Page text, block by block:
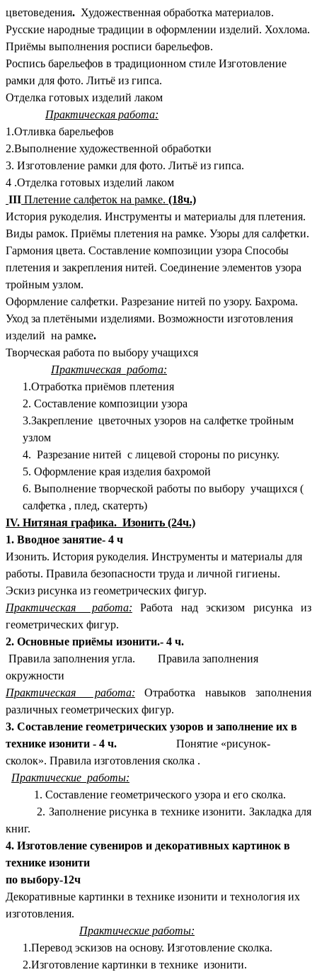
цветоведения. Художественная обработка материалов.
Русские народные традиции в оформлении изделий. Хохлома.
Приёмы выполнения росписи барельефов.
Роспись барельефов в традиционном стиле Изготовление
рамки для фото. Литьё из гипса.
Отделка готовых изделий лаком
Практическая работа:
1.Отливка барельефов
2.Выполнение художественной обработки
3. Изготовление рамки для фото. Литьё из гипса.
4 .Отделка готовых изделий лаком
III Плетение салфеток на рамке. (18ч.)
История рукоделия. Инструменты и материалы для плетения.
Виды рамок. Приёмы плетения на рамке. Узоры для салфетки.
Гармония цвета. Составление композиции узора Способы
плетения и закрепления нитей. Соединение элементов узора
тройным узлом.
Оформление салфетки. Разрезание нитей по узору. Бахрома.
Уход за плетёными изделиями. Возможности изготовления
изделий на рамке.
Творческая работа по выбору учащихся
Практическая работа:
1.Отработка приёмов плетения
2. Составление композиции узора
3.Закрепление цветочных узоров на салфетке тройным
узлом
4. Разрезание нитей с лицевой стороны по рисунку.
5. Оформление края изделия бахромой
6. Выполнение творческой работы по выбору учащихся (
салфетка , плед, скатерть)
IV. Нитяная графика. Изонить (24ч.)
1. Вводное занятие- 4 ч
Изонить. История рукоделия. Инструменты и материалы для
работы. Правила безопасности труда и личной гигиены.
Эскиз рисунка из геометрических фигур.
Практическая работа: Работа над эскизом рисунка из
геометрических фигур.
2. Основные приёмы изонити.- 4 ч.
Правила заполнения угла. Правила заполнения
окружности
Практическая работа: Отработка навыков заполнения
различных геометрических фигур.
3. Составление геометрических узоров и заполнение их в
технике изонити - 4 ч. Понятие «рисунок-
сколок». Правила изготовления сколка .
Практические работы:
1. Составление геометрического узора и его сколка.
2. Заполнение рисунка в технике изонити. Закладка для
книг.
4. Изготовление сувениров и декоративных картинок в
технике изонити
по выбору-12ч
Декоративные картинки в технике изонити и технология их
изготовления.
Практические работы:
1.Перевод эскизов на основу. Изготовление сколка.
2.Изготовление картинки в технике изонити.